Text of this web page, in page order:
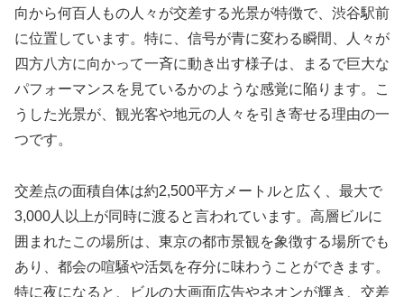
向から何百人もの人々が交差する光景が特徴で、渋谷駅前
に位置しています。特に、信号が青に変わる瞬間、人々が
四方八方に向かって一斉に動き出す様子は、まるで巨大な
パフォーマンスを見ているかのような感覚に陥ります。こ
うした光景が、観光客や地元の人々を引き寄せる理由の一
つです。
交差点の面積自体は約2,500平方メートルと広く、最大で
3,000人以上が同時に渡ると言われています。高層ビルに
囲まれたこの場所は、東京の都市景観を象徴する場所でも
あり、都会の喧騒や活気を存分に味わうことができます。
特に夜になると、ビルの大画面広告やネオンが輝き、交差